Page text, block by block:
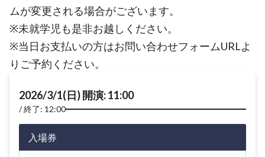
ムが変更される場合がございます。
※未就学児も是非お越しください。
※当日お支払いの方はお問い合わせフォームURLよ
りご予約ください。
2026/3/1(日) 開演: 11:00
終了: 12:00
入場券